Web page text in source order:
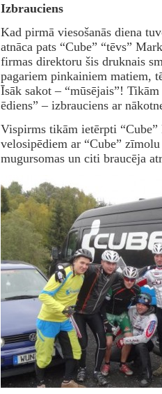
Izbrauciens
Kad pirmā viesošanās diena
atnāca pats “Cube” “tēvs”
firmas direktoru šis druknais
pagariem pinkainiem matiem,
Īsāk sakot – “mūsējais”!
ēdiens” – izbrauciens ar
Vispirms tikām ietērpti “Cube”
velosipēdiem ar “Cube”
mugursomas un citi braucēja